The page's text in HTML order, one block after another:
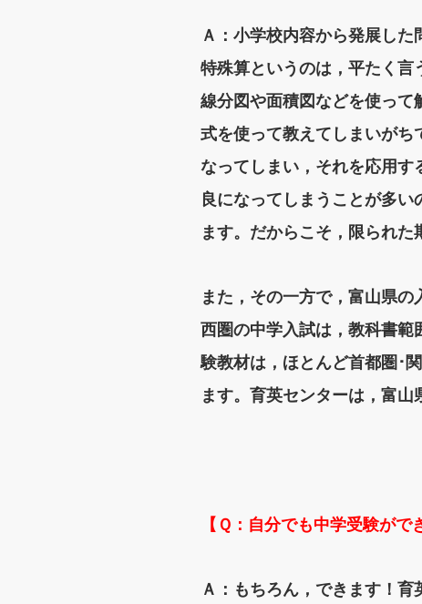
Ａ：小学校内容から発展し
特殊算というのは，平たく
線分図や面積図などを使っ
式を使って教えてしまいが
なってしまい，それを応用
良になってしまうことが多
ます。だからこそ，限られた
また，その一方で，富山県
西圏の中学入試は，教科書
験教材は，ほとんど首都圏･
ます。育英センターは，富山
【Ｑ：自分でも中学受験がで
Ａ：もちろん，できます！